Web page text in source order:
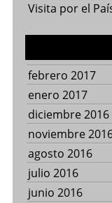
Visita por el
febrero 2017
enero 2017
diciembre 2016
noviembre
agosto 2016
julio 2016
junio 2016